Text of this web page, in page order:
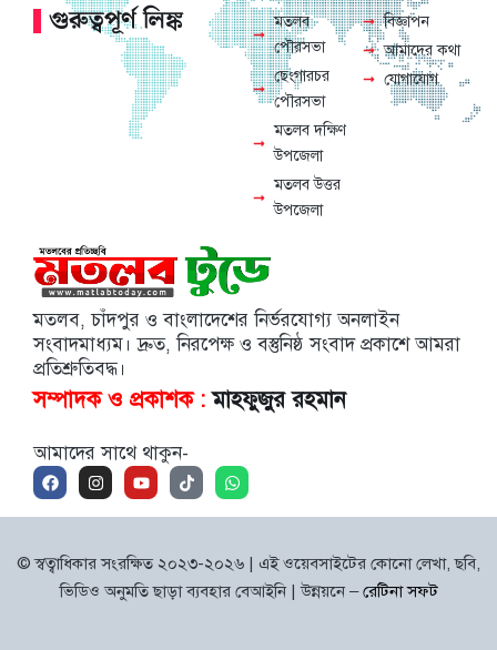
মতলব, চাঁদপুর ও বাংলাদেশের নির্ভরযোগ্য অনলাইন
সংবাদমাধ্যম। দ্রুত, নিরপেক্ষ ও বস্তুনিষ্ঠ সংবাদ প্রকাশে আমরা
প্রতিশ্রুতিবদ্ধ।
সম্পাদক ও প্রকাশক :মাহফুজুর রহমান
আমাদের সাথে থাকুন-
গুরুত্বপূর্ণ লিঙ্ক
মতলব
পৌরসভা
ছেংগারচর
পৌরসভা
মতলব দক্ষিণ
উপজেলা
মতলব উত্তর
উপজেলা
বিজ্ঞাপন
আমাদের কথা
যোগাযোগ
© স্বত্বাধিকার সংরক্ষিত ২০২৩-২০২৬ | এই ওয়েবসাইটের কোনো লেখা, ছবি,
ভিডিও অনুমতি ছাড়া ব্যবহার বেআইনি | উন্নয়নে –রেটিনা সফট